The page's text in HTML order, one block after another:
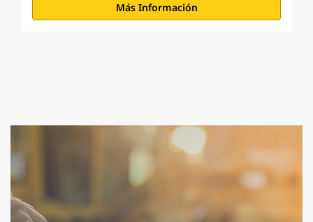
Más Información